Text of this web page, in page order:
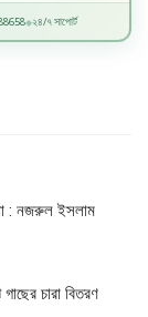
◆২৪/৭ সাপোর্ট
: নজরুল ইসলাম
চারা বিতরণ